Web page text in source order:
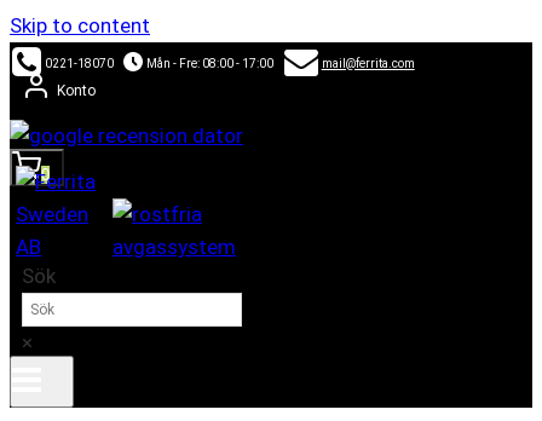
Skip to content
0221-18070 Mån - Fre: 08:00 - 17:00 mail@ferrita.com
Konto
0
Sök
×